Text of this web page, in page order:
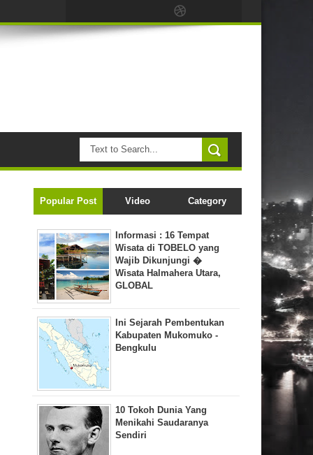
Popular Post Video Category
Informasi : 16 Tempat
Wisata di TOBELO yang
Wajib Dikunjungi �
Wisata Halmahera Utara,
GLOBAL
Ini Sejarah Pembentukan
Kabupaten Mukomuko -
Bengkulu
10 Tokoh Dunia Yang
Menikahi Saudaranya
Sendiri